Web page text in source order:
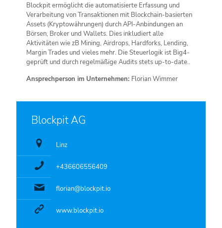
Blockpit ermöglicht die automatisierte Erfassung und
Verarbeitung von Transaktionen mit Blockchain-basierten
Assets (Kryptowährungen) durch API-Anbindungen an
Börsen, Broker und Wallets. Dies inkludiert alle
Aktivitäten wie zB Mining, Airdrops, Hardforks, Lending,
Margin Trades und vieles mehr. Die Steuerlogik ist Big4-
geprüft und durch regelmäßige Audits stets up-to-date..
Ansprechperson im Unternehmen: Florian Wimmer
Blockpit AG
Linz
+436606556409
florian@blockpit.io
www.blockpit.io